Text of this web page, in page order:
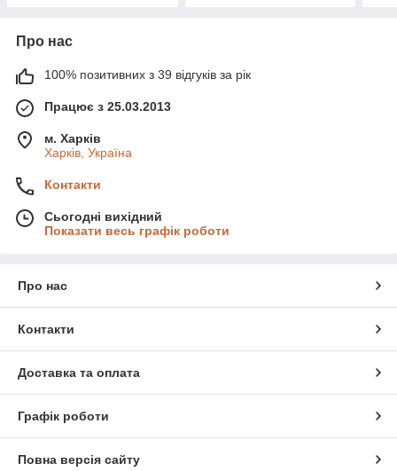
Про нас
100% позитивних з 39 відгуків за рік
Працює з 25.03.2013
м. Харків
Харків, Україна
Контакти
Сьогодні вихідний
Показати весь графік роботи
Про нас
Контакти
Доставка та оплата
Графік роботи
Повна версія сайту